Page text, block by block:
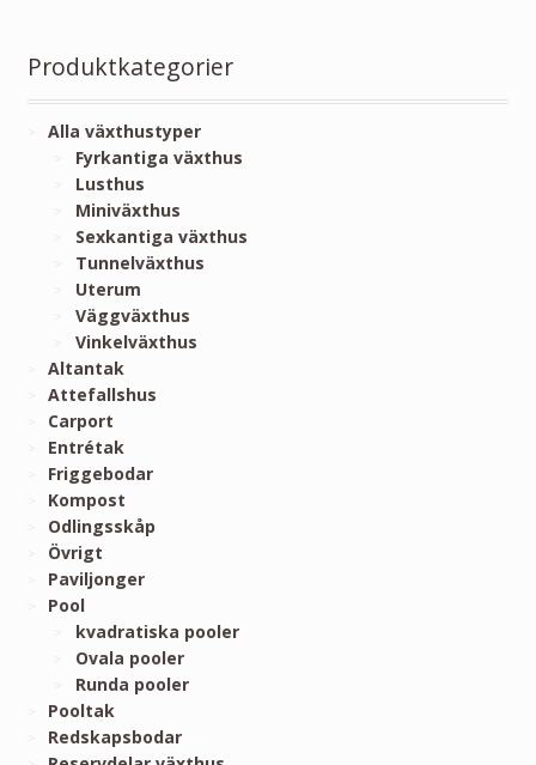
Produktkategorier
Alla växthustyper
Fyrkantiga växthus
Lusthus
Miniväxthus
Sexkantiga växthus
Tunnelväxthus
Uterum
Väggväxthus
Vinkelväxthus
Altantak
Attefallshus
Carport
Entrétak
Friggebodar
Kompost
Odlingsskåp
Övrigt
Paviljonger
Pool
kvadratiska pooler
Ovala pooler
Runda pooler
Pooltak
Redskapsbodar